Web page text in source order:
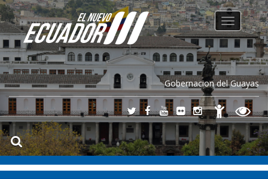
Gobernacion del Guayas
Toggle
navigation